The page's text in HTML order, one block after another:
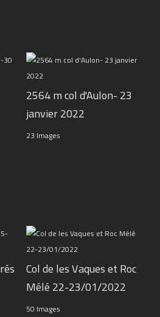
2564 m col d'Aulon- 23
janvier 2022
23 Images
Col de les Vaques et Roc
Mélé 22-23/01/2022
50 Images